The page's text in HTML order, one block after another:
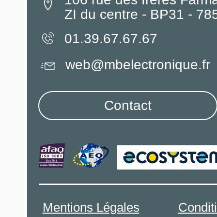
ZI du centre - BP31 -
01.39.67.67.67
Mentions Légales
web@mbelectronique.fr
Contact